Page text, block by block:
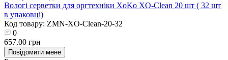
Вологі серветки для оргтехніки XoKo XO-Clean 20 шт ( 32 шт
в упаковці)
Код товару: ZMN-XO-Clean-20-32
0
657.00 грн
Повідомити мене